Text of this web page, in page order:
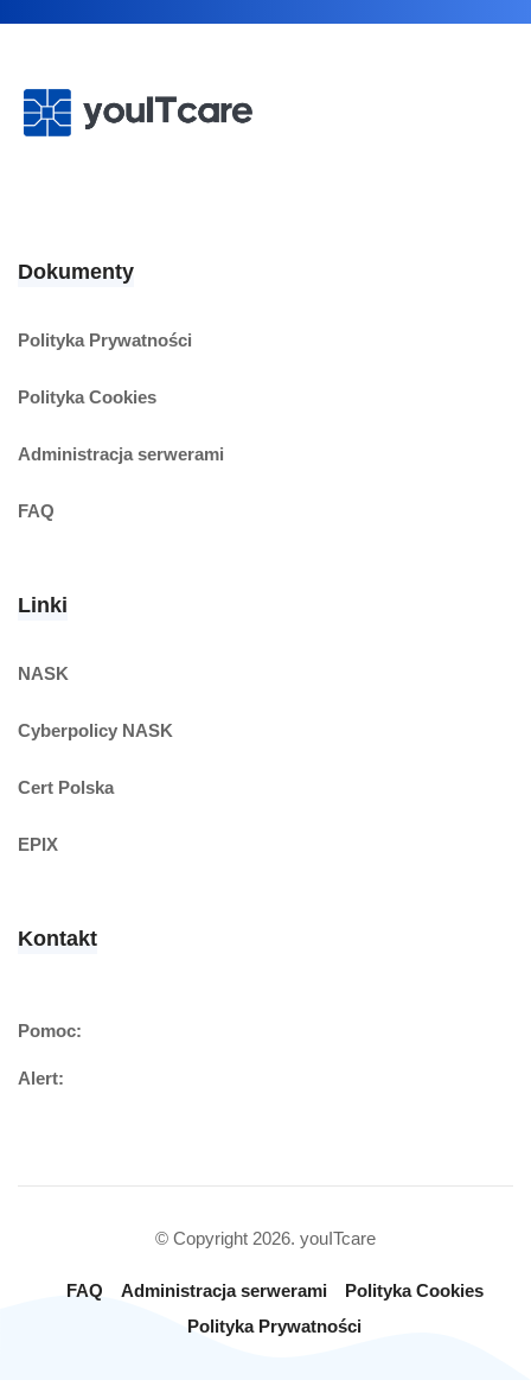
Dokumenty
Polityka Prywatności
Polityka Cookies
Administracja serwerami
FAQ
Linki
NASK
Cyberpolicy NASK
Cert Polska
EPIX
Kontakt
Pomoc:
Alert:
© Copyright 2026. youITcare
FAQ Administracja serwerami
Polityka Cookies
Polityka Prywatności